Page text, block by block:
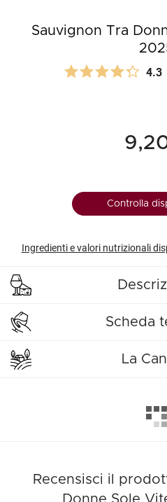
Sauvignon Tra
4.3
Controlla
Ingredienti e valori nutrizionali
Scheda
La
Recensisci il